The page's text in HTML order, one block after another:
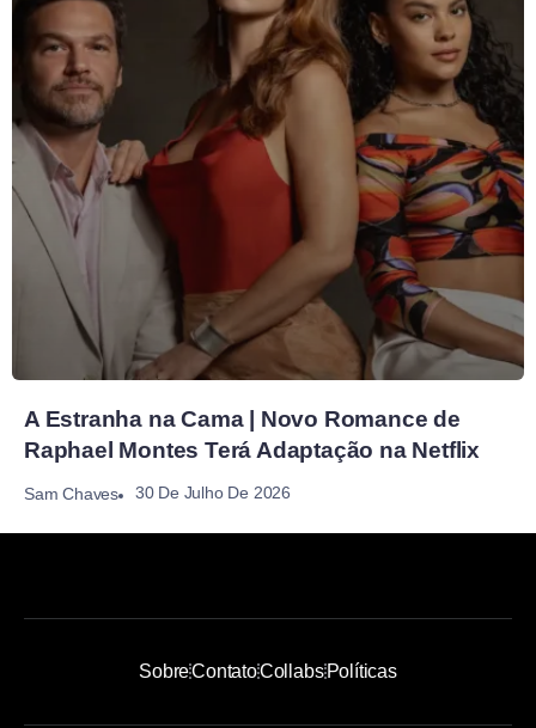
A Estranha na Cama | Novo Romance de
Raphael Montes Terá Adaptação na Netflix
Sam Chaves 30 De Julho De 2026
SobreContatoCollabsPolíticas